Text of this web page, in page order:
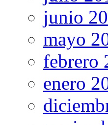
junio
mayo
febrero
enero